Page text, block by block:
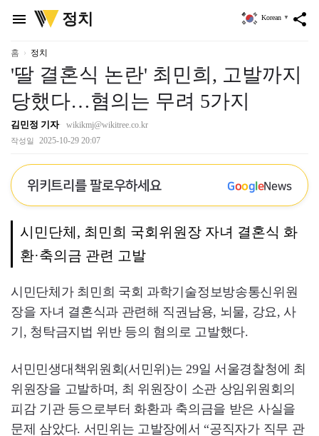
menu
위
키
정치 share
Korean ▼
홈 정치
'딸 결혼식 논란' 최민희, 고발까지
당했다…혐의는 무려 5가지
김민정 기자 wikikmj@wikitree.co.kr
작성일 2025-10-29 20:07
위키트리를 팔로우하세요 GoogleNews
시민단체, 최민희 국회위원장 자녀 결혼식 화
환·축의금 관련 고발
시민단체가 최민희 국회 과학기술정보방송통신위원
장을 자녀 결혼식과 관련해 직권남용, 뇌물, 강요, 사
기, 청탁금지법 위반 등의 혐의로 고발했다.
서민민생대책위원회(서민위)는 29일 서울경찰청에 최
위원장을 고발하며, 최 위원장이 소관 상임위원회의
피감 기관 등으로부터 화환과 축의금을 받은 사실을
문제 삼았다. 서민위는 고발장에서 “공직자가 직무 관